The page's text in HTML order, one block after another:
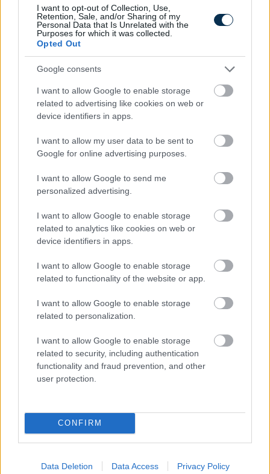
I want to opt-out of Collection, Use,
Retention, Sale, and/or Sharing of my
Personal Data that Is Unrelated with the
Purposes for which it was collected.
Opted Out
Google consents
I want to allow Google to enable storage
related to advertising like cookies on web or
device identifiers in apps.
I want to allow my user data to be sent to
Google for online advertising purposes.
I want to allow Google to send me
personalized advertising.
I want to allow Google to enable storage
related to analytics like cookies on web or
device identifiers in apps.
I want to allow Google to enable storage
related to functionality of the website or app.
I want to allow Google to enable storage
related to personalization.
I want to allow Google to enable storage
related to security, including authentication
functionality and fraud prevention, and other
user protection.
CONFIRM
Data Deletion Data Access Privacy Policy
Mennyit tudsz Húsvét ünnepéről?
KISZÁMOLOM!
Melyik állatövi jegyben születtél a kínai horoszkóp
szerint?
KISZÁMOLOM!
Mennyi adót kell fizetni albérlet kiadásakor 2026-ban?